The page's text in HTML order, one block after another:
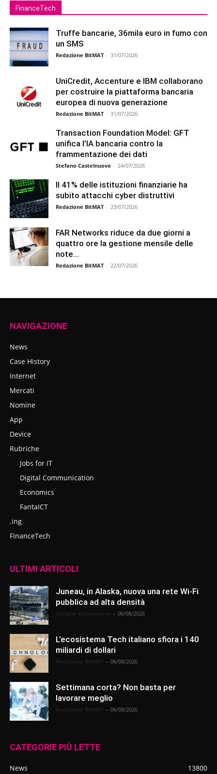
FinanceTech
Truffe bancarie, 36mila euro in fumo con
un SMS
Redazione BitMAT - 31/07/2026
UniCredit, Accenture e IBM collaborano
per costruire la piattaforma bancaria
europea di nuova generazione
Redazione BitMAT - 31/07/2026
Transaction Foundation Model: GFT
unifica l’IA bancaria contro la
frammentazione dei dati
Stefano Castelnuovo - 24/07/2026
Il 41% delle istituzioni finanziarie ha
subito attacchi cyber distruttivi
Redazione BitMAT - 23/07/2026
FAR Networks riduce da due giorni a
quattro ore la gestione mensile delle
note...
Redazione BitMAT - 22/07/2026
NAVIGAZIONE
News
Case History
Internet
Mercati
Nomine
App
Device
Rubriche
Jobs for IT
Digital Communication
Economics
FantaICT
.ing
FinanceTech
ULTIMI ARTICOLI
Juneau, in Alaska, nuova una rete Wi-Fi
pubblica ad alta densità
- 06/08/2026
L’ecosistema Tech italiano sfiora i 140
miliardi di dollari
- 06/08/2026
Settimana corta? Non basta per
lavorare meglio
- 06/08/2026
CATEGORIE PIÙ LETTE
News 13800